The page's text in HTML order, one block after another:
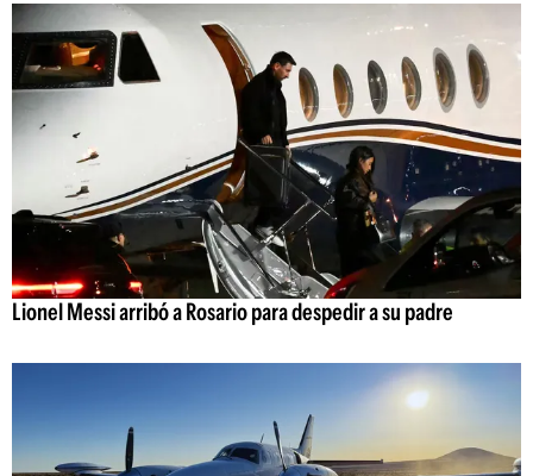
Lionel Messi arribó a Rosario para despedir a su padre